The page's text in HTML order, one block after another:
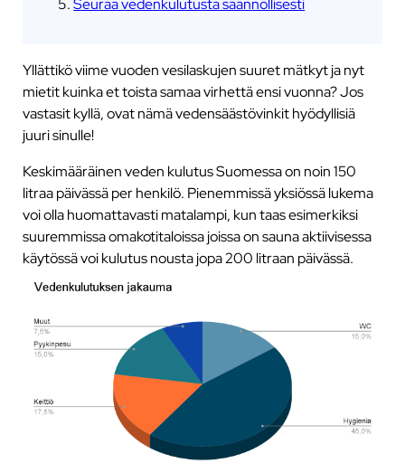
Yllättikö viime vuoden vesilaskujen suuret mätkyt ja nyt
mietit kuinka et toista samaa virhettä ensi vuonna? Jos
vastasit kyllä, ovat nämä vedensäästövinkit hyödyllisiä
juuri sinulle!
Keskimääräinen veden kulutus Suomessa on noin 150
litraa päivässä per henkilö. Pienemmissä yksiössä lukema
voi olla huomattavasti matalampi, kun taas esimerkiksi
suuremmissa omakotitaloissa joissa on sauna aktiivisessa
käytössä voi kulutus nousta jopa 200 litraan päivässä.